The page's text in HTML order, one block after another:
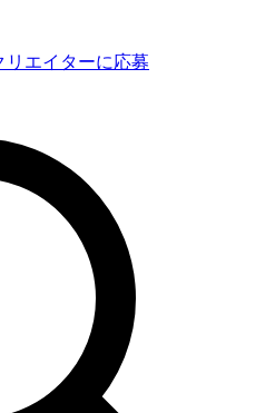
リエイターに応募